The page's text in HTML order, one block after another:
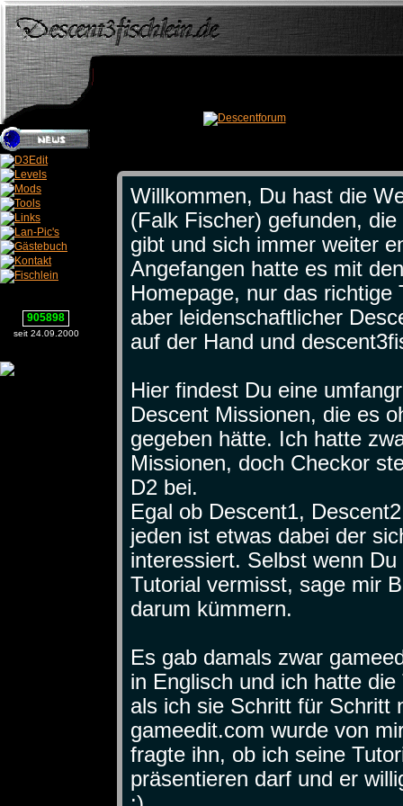
905898
seit 24.09.2000
Willkommen, Du hast die
(Falk Fischer) gefunden,
gibt und sich immer weiter
Angefangen hatte es mit
Homepage, nur das
aber leidenschaftlicher
auf der Hand und
Hier findest Du eine
Descent Missionen, die es
gegeben hätte. Ich hatte
Missionen, doch Checkor
D2 bei.
Egal ob Descent1,
jeden ist etwas dabei der
interessiert. Selbst wenn
Tutorial vermisst, sage mir
darum kümmern.
Es gab damals zwar
in Englisch und ich hatte
als ich sie Schritt für Schritt
gameedit.com wurde von
fragte ihn, ob ich seine
präsentieren darf und er